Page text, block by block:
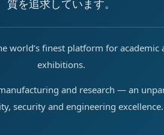
質を追求しています。
world’s finest platform for
exhibitions.
and research — an
security and engineering excellence.